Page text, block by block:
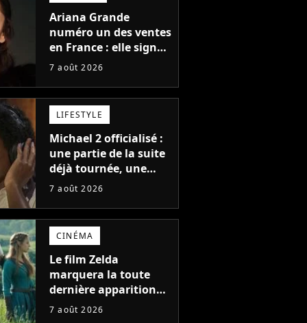
Ariana Grande
numéro un des ventes
en France : elle signe
le meilleur démarrage
son album Petal
7 août 2026
LIFESTYLE
Michael 2 officialisé :
une partie de la suite
déjà tournée, une
sortie possible en
7 août 2026
CINÉMA
Le film Zelda
marquera la toute
dernière apparition
de cet acteur
7 août 2026